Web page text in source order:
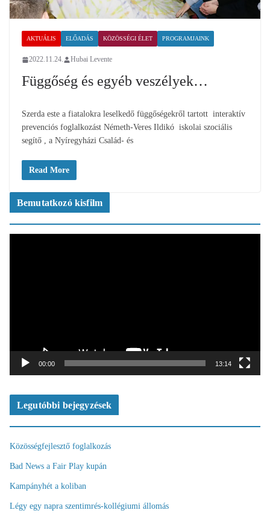
AKTUÁLIS ELŐADÁS KÖZÖSSÉGI ÉLET PROGRAMJAINK
2022.11.24. Hubai Levente
Függőség és egyéb veszélyek…
Szerda este a fiatalokra leselkedő függőségekről tartott interaktív
prevenciós foglalkozást Németh-Veres Ildikó iskolai szociális
segítő , a Nyíregyházi Család- és
Read More
Bemutatkozó kisfilm
00:00 13:14
Legutóbbi bejegyzések
Közösségfejlesztő foglalkozás
Bad News a Fair Play kupán
Kampányhét a koliban
Légy egy napra szentimrés-kollégiumi állomás